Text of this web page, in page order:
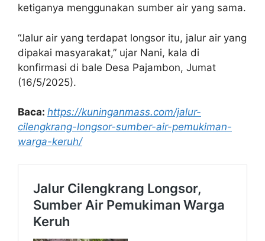
ketiganya menggunakan sumber air yang sama.
“Jalur air yang terdapat longsor itu, jalur air yang
dipakai masyarakat,” ujar Nani, kala di
konfirmasi di bale Desa Pajambon, Jumat
(16/5/2025).
Baca: https://kuninganmass.com/jalur-
cilengkrang-longsor-sumber-air-pemukiman-
warga-keruh/